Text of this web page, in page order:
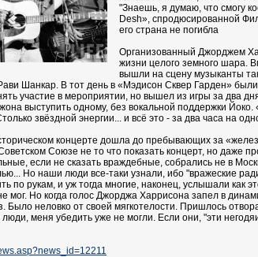
"Знаешь, я думаю, что смогу
Desh», спродюсированной
его страна не погибла
Организованный Джорджем
жизни целого земного шара.
вышли на сцену музыканты
Шанкар. В тот день в «Мэдисон Сквер Гарден»
участие в мероприятии, но вышел из игры за два
выступить одному, без вокальной поддержки
звёздной энергии... и всё это - за два часа на
концерте дошла до пребывающих за
Союзе не то что показать концерт, но
если не сказать враждебные, собрались не в
Но наши люди все-таки узнали, ибо "вражеские
по рукам, и уж тогда многие, наконец, услышали как
мог. Но когда голос Джорджа Харрисона запел в
Было неловко от своей мягкотелости. Пришлось
меня убедить уже не могли. Если они, "эти